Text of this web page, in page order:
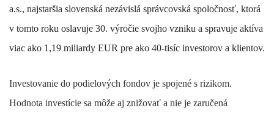
a.s., najstaršia slovenská nezávislá správcovská spoločnosť, ktorá
v tomto roku oslavuje 30. výročie svojho vzniku a spravuje aktíva
viac ako 1,19 miliardy EUR pre ako 40-tisíc investorov a klientov.
Investovanie do podielových fondov je spojené s rizikom.
Hodnota investície sa môže aj znižovať a nie je zaručená